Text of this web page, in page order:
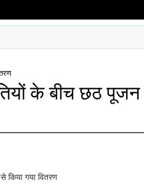
के बीच छठ पूजन
किया गया वितरण